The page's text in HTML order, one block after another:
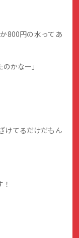
800円の水ってあ
のかなー」
てるだけだもん